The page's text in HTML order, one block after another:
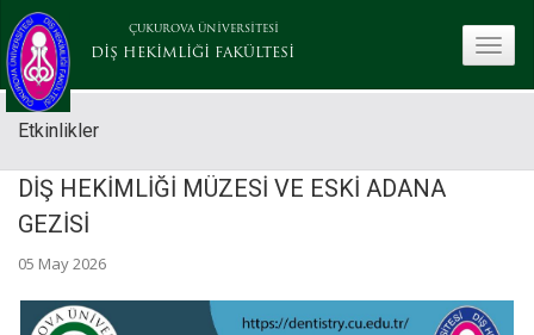
ÇUKUROVA ÜNİVERSİTESİ
DİŞ HEKİMLİĞİ FAKÜLTESİ
Etkinlikler
DİŞ HEKİMLİĞİ MÜZESİ VE ESKİ ADANA
GEZİSİ
05 May 2026